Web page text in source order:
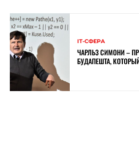
ІТ-СФЕРА
ЧАРЛЬЗ СИМОНИ –
БУДАПЕШТА, КОТОРЫЙ